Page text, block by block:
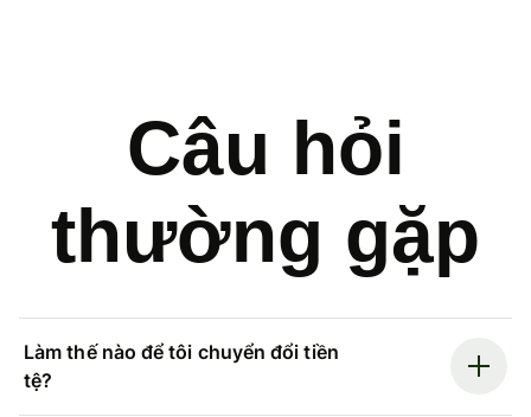
Câu hỏi
thường gặp
Làm thế nào để tôi chuyển đổi tiền
tệ?